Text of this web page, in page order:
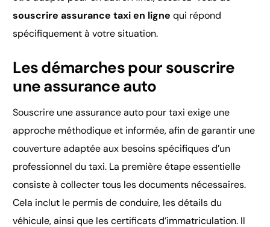
souscrire assurance taxi en ligne qui répond
spécifiquement à votre situation.
Les démarches pour souscrire
une assurance auto
Souscrire une assurance auto pour taxi exige une
approche méthodique et informée, afin de garantir une
couverture adaptée aux besoins spécifiques d’un
professionnel du taxi. La première étape essentielle
consiste à collecter tous les documents nécessaires.
Cela inclut le permis de conduire, les détails du
véhicule, ainsi que les certificats d’immatriculation. Il